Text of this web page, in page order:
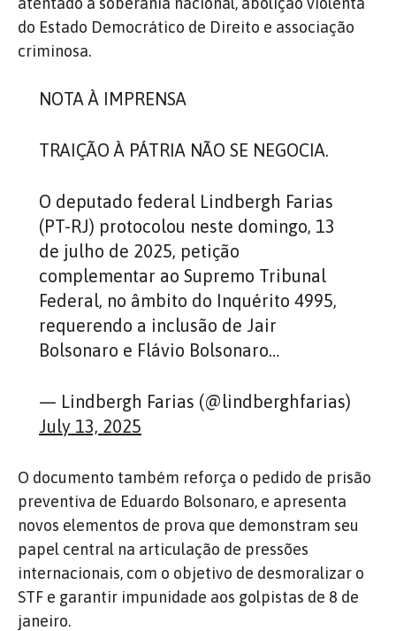
do Estado Democrático de Direito e associação
criminosa.
NOTA À IMPRENSA
TRAIÇÃO À PÁTRIA NÃO SE NEGOCIA.
O deputado federal Lindbergh Farias
(PT-RJ) protocolou neste domingo, 13
de julho de 2025, petição
complementar ao Supremo Tribunal
Federal, no âmbito do Inquérito 4995,
requerendo a inclusão de Jair
Bolsonaro e Flávio Bolsonaro…
— Lindbergh Farias (@lindberghfarias)
July 13, 2025
O documento também reforça o pedido de prisão
preventiva de Eduardo Bolsonaro, e apresenta
novos elementos de prova que demonstram seu
papel central na articulação de pressões
internacionais, com o objetivo de desmoralizar o
STF e garantir impunidade aos golpistas de 8 de
janeiro.